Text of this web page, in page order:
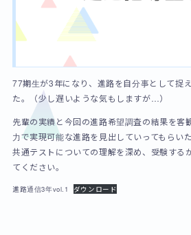
77期生が3年になり、進路を自分事として捉
た。（少し遅いような気もしますが…）
先輩の実績と今回の進路希望調査の結果を客
力で実現可能な進路を見出していってもらい
共通テストについての理解を深め、受験する
てください。
進路通信3年vol.1 ダウンロード